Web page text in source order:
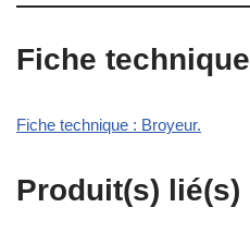
Fiche technique
Fiche technique : Broyeur.
Produit(s) lié(s)